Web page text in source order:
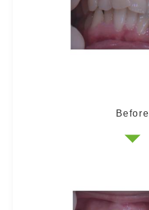
Before